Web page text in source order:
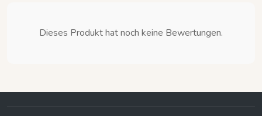
Dieses Produkt hat noch keine Bewertungen.